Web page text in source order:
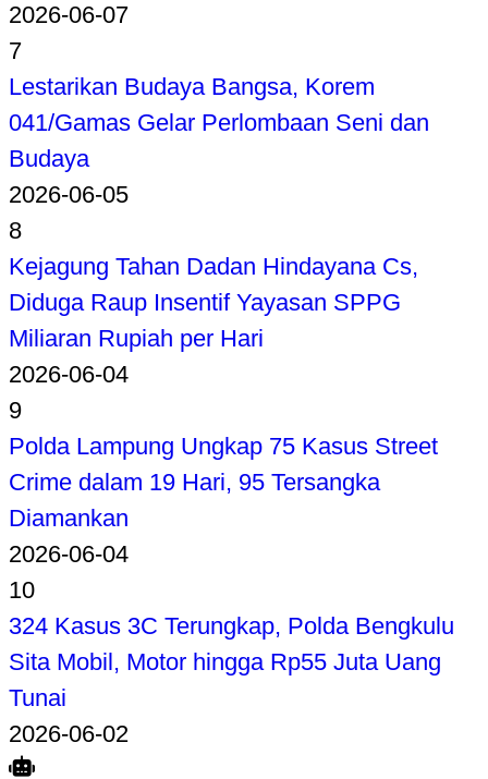
2026-06-07
7
Lestarikan Budaya Bangsa, Korem
041/Gamas Gelar Perlombaan Seni dan
Budaya
2026-06-05
8
Kejagung Tahan Dadan Hindayana Cs,
Diduga Raup Insentif Yayasan SPPG
Miliaran Rupiah per Hari
2026-06-04
9
Polda Lampung Ungkap 75 Kasus Street
Crime dalam 19 Hari, 95 Tersangka
Diamankan
2026-06-04
10
324 Kasus 3C Terungkap, Polda Bengkulu
Sita Mobil, Motor hingga Rp55 Juta Uang
Tunai
2026-06-02